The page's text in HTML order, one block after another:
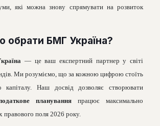
які можна знову спрямувати на розвиток
обрати БМГ Україна?
— це ваш експертний партнер у світі
Ми розуміємо, що за кожною цифрою стоїть
капіталу. Наш досвід дозволяє створювати
планування працює максимально
правового поля 2026 року.